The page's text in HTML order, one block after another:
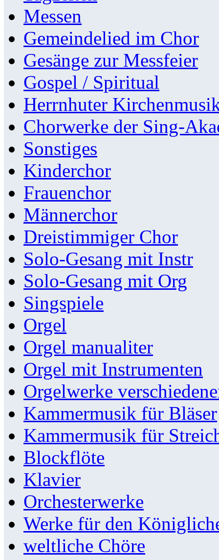
Messen
Gemeindelied im Chor
Gesänge zur Messfeier
Gospel / Spiritual
Herrnhuter
Chorwerke der Sing-
Sonstiges
Kinderchor
Frauenchor
Männerchor
Dreistimmiger Chor
Solo-Gesang mit Instr
Solo-Gesang mit Org
Singspiele
Orgel
Orgel manualiter
Orgel mit Instrumenten
Orgelwerke
Kammermusik für Bläser
Kammermusik für
Blockflöte
Klavier
Orchesterwerke
Werke für den
weltliche Chöre